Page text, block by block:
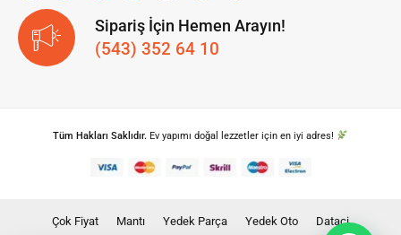
Sipariş İçin Hemen Arayın!
(543) 352 64 10
Tüm Hakları Saklıdır. Ev yapımı doğal lezzetler için en iyi adres!
Çok Fiyat Mantı Yedek Parça Yedek Oto Dataci